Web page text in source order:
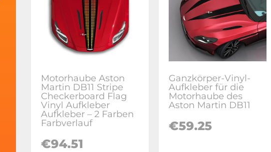
Motorhaube Aston
Martin DB11 Stripe
Checkerboard Flag
Vinyl Aufkleber
Aufkleber – 2 Farben
Farbverlauf
€94.51
Ganzkörper-Vinyl-
Aufkleber für die
Motorhaube des
Aston Martin DB11
€59.25